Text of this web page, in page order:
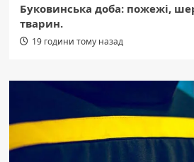
Буковинська доба: пожежі,
тварин.
19 години тому назад